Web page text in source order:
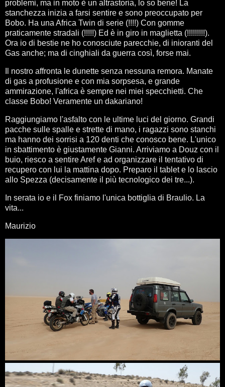
problemi, ma in moto è un altrastoria, lo so bene! La
stanchezza inizia a farsi sentire e sono preoccupato per
Bobo. Ha una Africa Twin di serie (!!!!) Con gomme
praticamente stradali (!!!!!) Ed è in giro in maglietta (!!!!!!!!!).
Ora io di bestie ne ho conosciute parecchie, di inioranti del
Gas anche; ma di cinghiali da guerra così, forse mai.
Il nostro affronta le dunette senza nessuna remora. Manate
di gas a profusione e con mia sorpsesa, e grande
ammirazione, l'africa è sempre nei miei specchietti. Che
classe Bobo! Veramente un dakariano!
Raggiungiamo l'asfalto con le ultime luci del giorno. Grandi
pacche sulle spalle e strette di mano, i ragazzi sono stanchi
ma hanno dei sorrisi a 120 denti che conosco bene. L'unico
in sbattimento è giustamente Gianni. Arriviamo a Douz con il
buio, riesco a sentire Aref e ad organizzare il tentativo di
recupero con lui la mattina dopo. Preparo il tablet e lo lascio
allo Spezza (decisamente il più tecnologico dei tre...).
In serata io e il Fox finiamo l'unica bottiglia di Braulio. La
vita...
Maurizio